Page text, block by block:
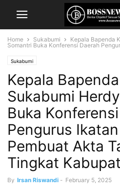
Home Sukabumi
Kepala Bapenda
Somantri Buka Konferensi Daerah
Sukabumi
Kepala
Sukabumi
Buka
Pengurus
Pembuat Akta
Tingkat
By Irsan Riswandi - February 5, 2025